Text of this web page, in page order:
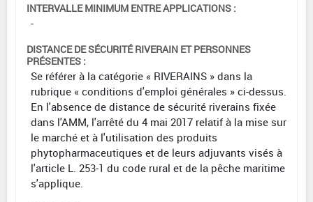
INTERVALLE MINIMUM ENTRE APPLICATIONS :
-
DISTANCE DE SÉCURITÉ RIVERAIN ET PERSONNES
PRÉSENTES :
Se référer à la catégorie « RIVERAINS » dans la
rubrique « conditions d'emploi générales » ci-dessus.
En l'absence de distance de sécurité riverains fixée
dans l'AMM, l'arrêté du 4 mai 2017 relatif à la mise sur
le marché et à l'utilisation des produits
phytopharmaceutiques et de leurs adjuvants visés à
l'article L. 253-1 du code rural et de la pêche maritime
s'applique.